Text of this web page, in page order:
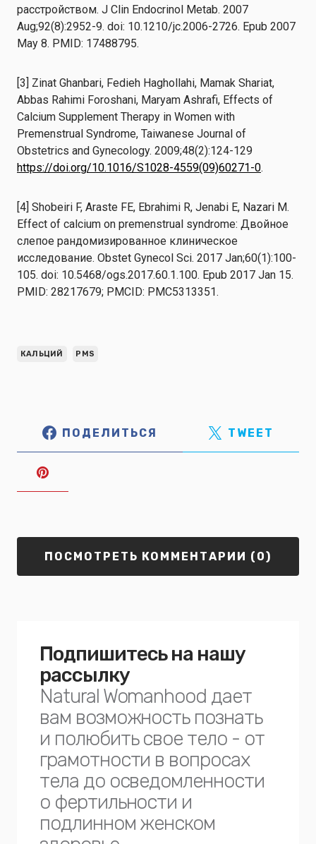
расстройством. J Clin Endocrinol Metab. 2007
Aug;92(8):2952-9. doi: 10.1210/jc.2006-2726. Epub 2007
May 8. PMID: 17488795.
[3] Zinat Ghanbari, Fedieh Haghollahi, Mamak Shariat,
Abbas Rahimi Foroshani, Maryam Ashrafi, Effects of
Calcium Supplement Therapy in Women with
Premenstrual Syndrome, Taiwanese Journal of
Obstetrics and Gynecology. 2009;48(2):124-129
https://doi.org/10.1016/S1028-4559(09)60271-0.
[4] Shobeiri F, Araste FE, Ebrahimi R, Jenabi E, Nazari M.
Effect of calcium on premenstrual syndrome: Двойное
слепое рандомизированное клиническое
исследование. Obstet Gynecol Sci. 2017 Jan;60(1):100-
105. doi: 10.5468/ogs.2017.60.1.100. Epub 2017 Jan 15.
PMID: 28217679; PMCID: PMC5313351.
КАЛЬЦИЙ PMS
ПОДЕЛИТЬСЯ TWEET
ПОСМОТРЕТЬ КОММЕНТАРИИ (0)
Подпишитесь на нашу
рассылку
Natural Womanhood дает
вам возможность познать
и полюбить свое тело - от
грамотности в вопросах
тела до осведомленности
о фертильности и
подлинном женском